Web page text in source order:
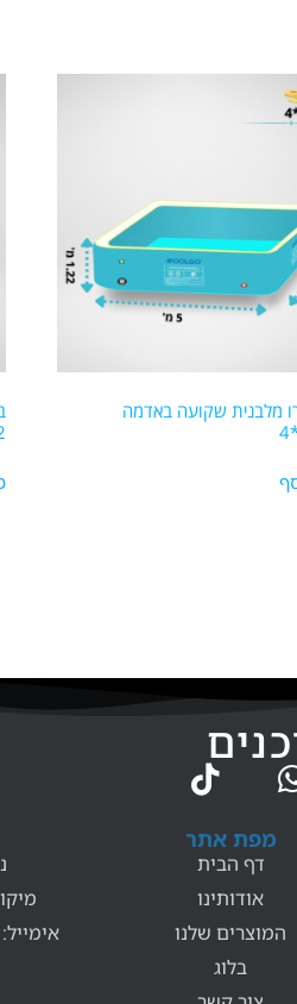
מלבנית שקועה באדמה
מפת אתר
דף הבית
אודותינו
המוצרים שלנו
בלוג
מיקום:
אימייל: